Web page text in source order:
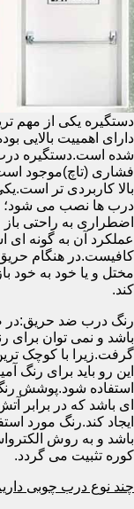
دستگیره یکی از مهم
دارای اهمییت بالایی
شده است.دستگیره
فشاری (تاچ)موجود
بالا کاربردی تر
درب ها نصب می شود؛
اضطراری به راحتی
عملکرد آن به گونه
کافیست.در هنگام حریق
مختل و یا خود به خود
کند.
رنگ درب ضد حریق:در
باشد و نمی توان
گرفت.زیرا با کوچک
این رو باید برای رنگ
استفاده شود.پوشش
ای باشد که در برابر
ایجاد کند.رنگ مورد
باشد و به روش
کوره تثبیت می گردد.
چند نوع درب چوبی